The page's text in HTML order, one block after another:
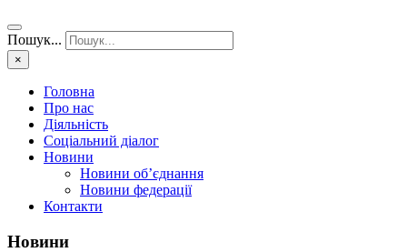
Пошук...
×
Головна
Про нас
Діяльність
Соціальний діалог
Новини
Новини об’єднання
Новини федерації
Контакти
Новини